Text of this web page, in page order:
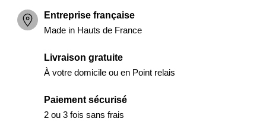
Entreprise française
Made in Hauts de France
Livraison gratuite
À votre domicile ou en Point relais
Paiement sécurisé
2 ou 3 fois sans frais